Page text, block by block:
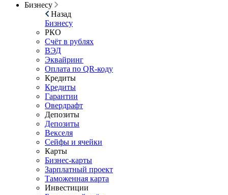
Бизнесу
Назад
Бизнесу
РКО
Счёт в рублях
ВЭД
Эквайринг
Оплата по QR-коду
Кредиты
Кредиты
Гарантии
Овердрафт
Депозиты
Депозиты
Векселя
Сейфы и ячейки
Карты
Бизнес-карты
Зарплатный проект
Таможенная карта
Инвестиции